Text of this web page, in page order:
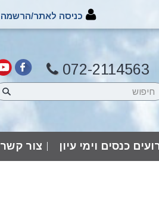
כניסה לאתר/הרשמה
072-2114563
כנסים וימי עיון צור קשר